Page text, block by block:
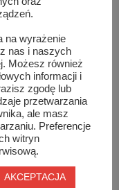
w
ul.
tablicy
Powstania
na wyrażenie
nas i naszych
Możesz również
informacji i
zgodę lub
przetwarzania
ale masz
Preferencje
witryn
AKCEPTACJA